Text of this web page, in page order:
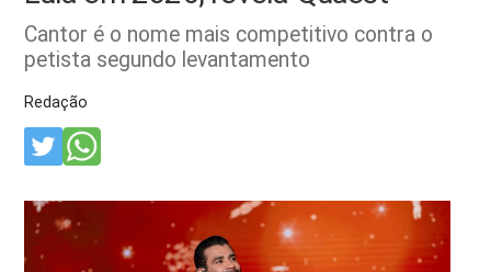
Cantor é o nome mais competitivo contra o
petista segundo levantamento
Redação